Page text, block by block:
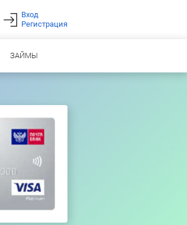
Вход
Регистрация
ЗАЙМЫ